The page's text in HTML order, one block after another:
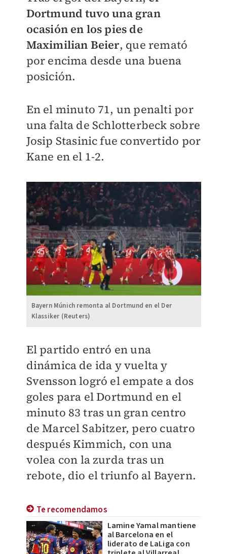
Dortmund tuvo una gran
ocasión en los pies de
Maximilian Beier, que remató
por encima desde una buena
posición.
En el minuto 71, un penalti por
una falta de Schlotterbeck sobre
Josip Stasinic fue convertido por
Kane en el 1-2.
Bayern Múnich remonta al Dortmund en el Der
Klassiker (Reuters)
El partido entró en una
dinámica de ida y vuelta y
Svensson logró el empate a dos
goles para el Dortmund en el
minuto 83 tras un gran centro
de Marcel Sabitzer, pero cuatro
después Kimmich, con una
volea con la zurda tras un
rebote, dio el triunfo al Bayern.
Te recomendamos
Lamine Yamal mantiene
al Barcelona en el
liderato de LaLiga con